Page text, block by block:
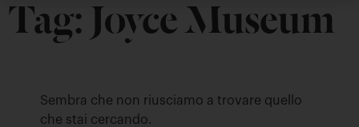
Tag: Joyce Museum
Sembra che non riusciamo a trovare quello
che stai cercando.